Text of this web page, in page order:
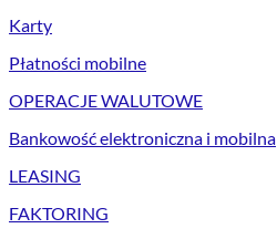
Karty
Płatności mobilne
OPERACJE WALUTOWE
Bankowość elektroniczna i mobilna
LEASING
FAKTORING